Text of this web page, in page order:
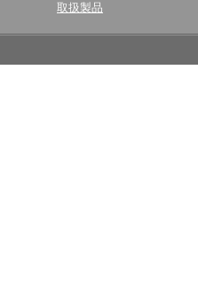
取扱製品